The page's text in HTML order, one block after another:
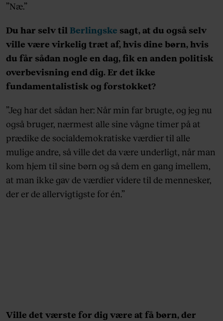
”Næ.”
Du har selv tilBerlingske sagt, at du også selv
ville være virkelig træt af, hvis dine børn, hvis
du får sådan nogle en dag, fik en anden politisk
overbevisning end dig. Er det ikke
fundamentalistisk og forstokket?
”Jeg har det sådan her: Når min far brugte, og jeg nu
også bruger, nærmest alle sine vågne timer på at
prædike de socialdemokratiske værdier til alle
mulige andre, så ville det da være underligt, når man
kom hjem til sine børn og så dem en gang imellem,
at man ikke gav de værdier videre til de mennesker,
der er de allervigtigste for én.”
Ville det værste for dig være at få børn, der